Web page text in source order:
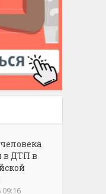
в ДТП в
09:16